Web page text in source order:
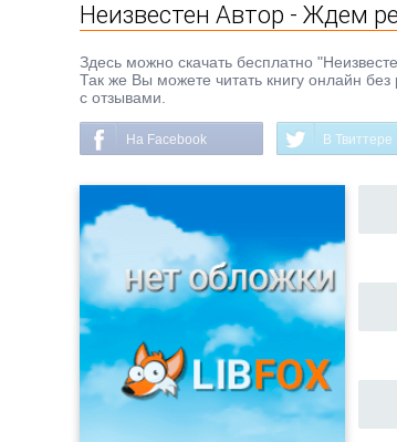
Неизвестен Автор - Ждем
Здесь можно скачать бесплатно
Так же Вы можете читать книгу онлайн
с отзывами.
На Facebook В Твиттере